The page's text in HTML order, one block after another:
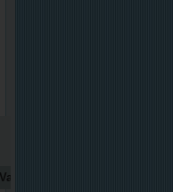
Variação (%)